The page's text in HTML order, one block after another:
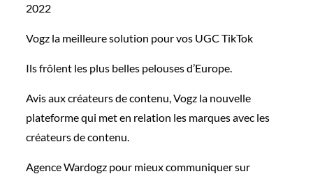
2022
Vogz la meilleure solution pour vos UGC TikTok
Ils frôlent les plus belles pelouses d’Europe.
Avis aux créateurs de contenu, Vogz la nouvelle
plateforme qui met en relation les marques avec les
créateurs de contenu.
Agence Wardogz pour mieux communiquer sur